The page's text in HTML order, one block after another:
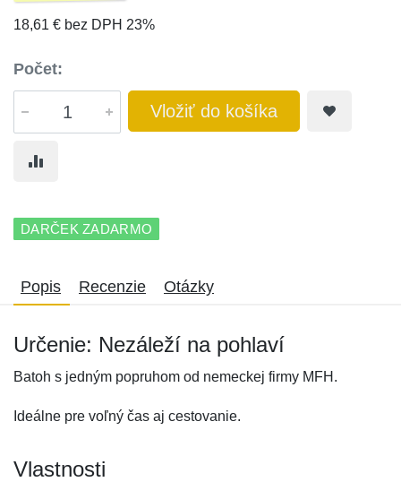
18,61 € bez DPH 23%
Počet:
Vložiť do košíka
DARČEK ZADARMO
Popis Recenzie Otázky
Určenie: Nezáleží na pohlaví
Batoh s jedným popruhom od nemeckej firmy MFH.
Ideálne pre voľný čas aj cestovanie.
Vlastnosti